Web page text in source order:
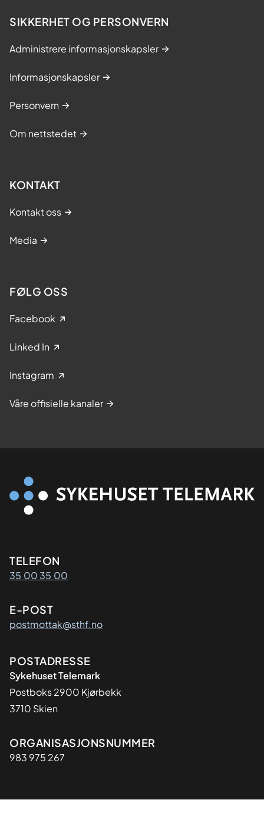
SIKKERHET OG PERSONVERN
Administrere informasjonskapsler
Informasjonskapsler
Personvern
Om nettstedet
KONTAKT
Kontakt oss
Media
FØLG OSS
Facebook
Linked In
Instagram
Våre offisielle kanaler
Kontaktinformasjon
TELEFON
35 00 35 00
E-POST
postmottak@sthf.no
Adresse
POSTADRESSE
Sykehuset Telemark
Postboks 2900 Kjørbekk
3710 Skien
Organisasjon
ORGANISASJONSNUMMER
983 975 267